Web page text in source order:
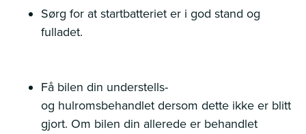
Sørg for at startbatteriet er i god stand og
fulladet.
Få bilen din understells-
og hulromsbehandlet dersom dette ikke er blitt
gjort. Om bilen din allerede er behandlet